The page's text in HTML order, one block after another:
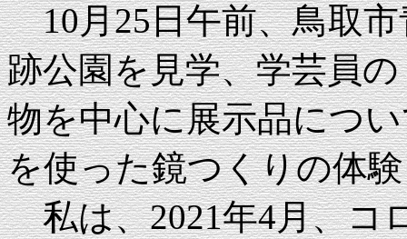
10月25日午前、鳥取市
跡公園を見学、学芸員
物を中心に展示品につ
を使った鏡つくりの体
私は、2021年4月、コ